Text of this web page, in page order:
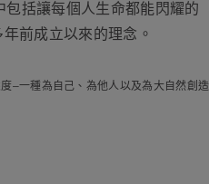
括讓每個人生命都能閃耀的
前成立以來的理念。
–一種為自己、為他人以及為大自然創